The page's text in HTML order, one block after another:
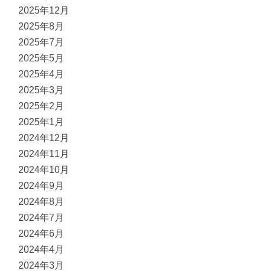
2025年12月
2025年8月
2025年7月
2025年5月
2025年4月
2025年3月
2025年2月
2025年1月
2024年12月
2024年11月
2024年10月
2024年9月
2024年8月
2024年7月
2024年6月
2024年4月
2024年3月